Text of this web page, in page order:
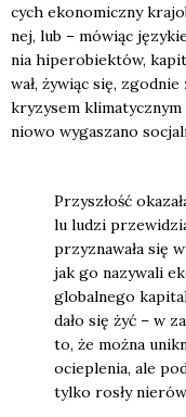
cych eko­no­micz­ny
nej, lub – mówiąc
nia hipe­ro­biek­tów,
wał, żywiąc się,
kry­zy­sem
nio­wo wyga­sza­no
Przy­szłość
lu ludzi
przy­zna­wa­ła się
jak go nazy­wa­li
glo­bal­ne­go
dało się żyć – w
to, że moż­na
ocie­ple­nia, ale
tyl­ko rosły